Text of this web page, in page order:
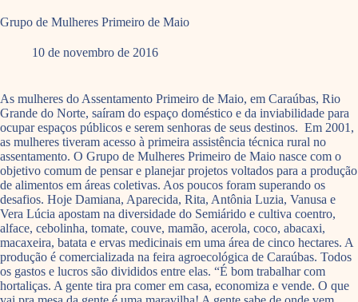
Grupo de Mulheres Primeiro de Maio
10 de novembro de 2016
As mulheres do Assentamento Primeiro de Maio, em Caraúbas, Rio
Grande do Norte, saíram do espaço doméstico e da inviabilidade para
ocupar espaços públicos e serem senhoras de seus destinos. Em 2001,
as mulheres tiveram acesso à primeira assistência técnica rural no
assentamento. O Grupo de Mulheres Primeiro de Maio nasce com o
objetivo comum de pensar e planejar projetos voltados para a produção
de alimentos em áreas coletivas. Aos poucos foram superando os
desafios. Hoje Damiana, Aparecida, Rita, Antônia Luzia, Vanusa e
Vera Lúcia apostam na diversidade do Semiárido e cultiva coentro,
alface, cebolinha, tomate, couve, mamão, acerola, coco, abacaxi,
macaxeira, batata e ervas medicinais em uma área de cinco hectares. A
produção é comercializada na feira agroecológica de Caraúbas. Todos
os gastos e lucros são divididos entre elas. “É bom trabalhar com
hortaliças. A gente tira pra comer em casa, economiza e vende. O que